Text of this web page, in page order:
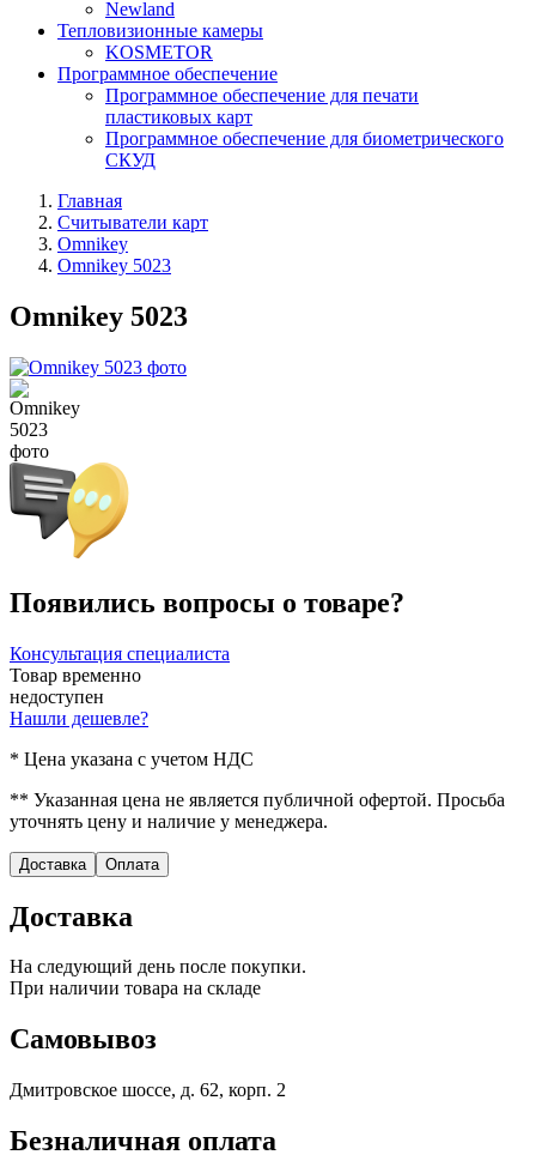
Newland
Тепловизионные камеры
KOSMETOR
Программное обеспечение
Программное обеспечение для печати
пластиковых карт
Программное обеспечение для биометрического
СКУД
Главная
Считыватели карт
Omnikey
Omnikey 5023
Omnikey 5023
Появились вопросы о товаре?
Консультация специалиста
Товар временно
недоступен
Нашли дешевле?
* Цена указана с учетом НДС
** Указанная цена не является публичной офертой. Просьба
уточнять цену и наличие у менеджера.
Доставка Оплата
Доставка
На следующий день после покупки.
При наличии товара на складе
Самовывоз
Дмитровское шоссе, д. 62, корп. 2
Безналичная оплата